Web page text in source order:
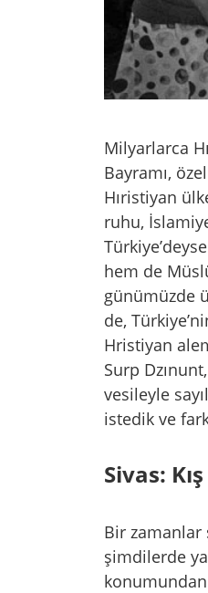
Milyarlarca
Bayramı,
Hıristiyan
ruhu,
hem de
günümüzde
de,
Hristiyan
Surp
vesileyle
istedik ve
Sivas:
Bir zamanlar
şimdilerde
konumundan